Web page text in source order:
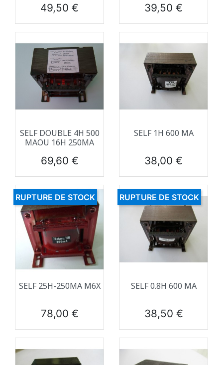
Prix
49,50 € Prix
39,50 €
SELF DOUBLE 4H 500
MAOU 16H 250MA
Prix
69,60 €
SELF 1H 600 MA
Prix
38,00 €
SELF 25H-250MA M6X
Prix
78,00 €
RUPTURE DE STOCK
SELF 0.8H 600 MA
Prix
38,50 €
RUPTURE DE STOCK